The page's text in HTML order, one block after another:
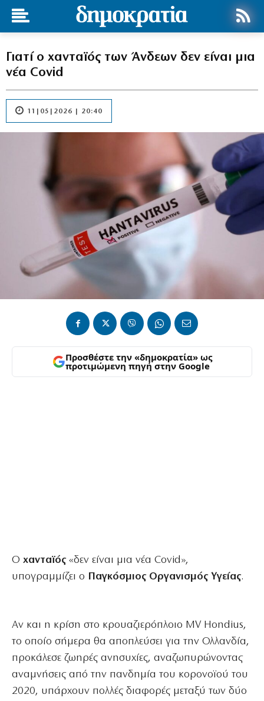
Γιατί ο χανταϊός των Άνδεων δεν είναι μια
νέα Covid
11|05|2026 | 20:40
Προσθέστε την «δημοκρατία» ως
προτιμώμενη πηγή στην Google
Ο χανταϊός «δεν είναι μια νέα Covid»,
υπογραμμίζει ο Παγκόσμιος Οργανισμός Υγείας.
Αν και η κρίση στο κρουαζιερόπλοιο MV Hondius,
το οποίο σήμερα θα αποπλεύσει για την Ολλανδία,
προκάλεσε ζωηρές ανησυχίες, αναζωπυρώνοντας
αναμνήσεις από την πανδημία του κορονοϊού του
2020, υπάρχουν πολλές διαφορές μεταξύ των δύο